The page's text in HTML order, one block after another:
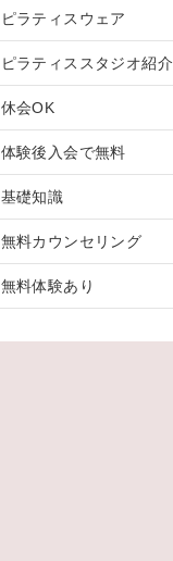
ピラティスウェア
ピラティススタジオ紹介
休会OK
体験後入会で無料
基礎知識
無料カウンセリング
無料体験あり